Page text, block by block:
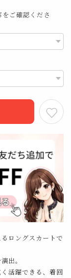
ご確認くださ
ロングスカートで
出。
活躍できる、着回